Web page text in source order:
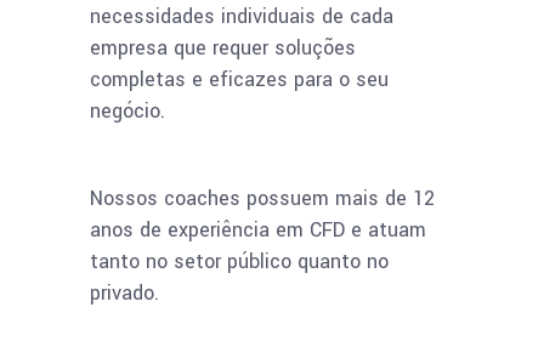
necessidades individuais de cada
empresa que requer soluções
completas e eficazes para o seu
negócio.
Nossos coaches possuem mais de 12
anos de experiência em CFD e atuam
tanto no setor público quanto no
privado.